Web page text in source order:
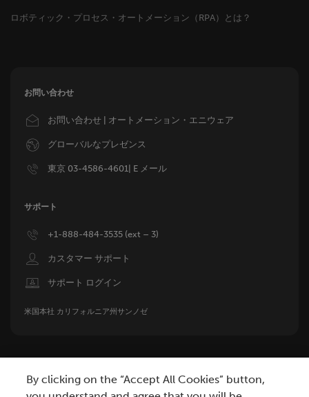
ロボティック・プロセス・オートメーション（RPA）とは？
お問い合わせ
Imageお問い合わせ | オートメーション・エニウェア
Imageグローバルなプレゼンス
Image東京 03-4586-4601| E メール
サポート
Image +1-888-484-3535 (ext – 3)
Imageカスタマー サポート
Imageサポート ログイン
米国本社 カリフォルニア州サンノゼ
By clicking on the “Accept All Cookies” button,